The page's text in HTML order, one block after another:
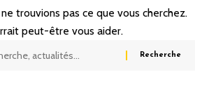
trouvions pas ce que vous cherchez.
peut-être vous aider.